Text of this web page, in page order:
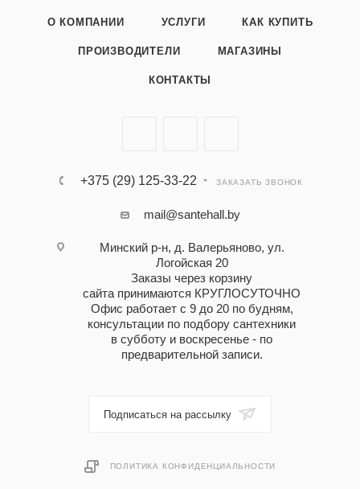
О КОМПАНИИ УСЛУГИ КАК КУПИТЬ
ПРОИЗВОДИТЕЛИ МАГАЗИНЫ
КОНТАКТЫ
+375 (29) 125-33-22 ЗАКАЗАТЬ ЗВОНОК
mail@santehall.by
Минский р-н, д. Валерьяново, ул.
Логойская 20
Заказы через корзину
сайта принимаются КРУГЛОСУТОЧНО
Офис работает с 9 до 20 по будням,
консультации по подбору сантехники
в субботу и воскресенье - по
предварительной записи.
Подписаться на рассылку
ПОЛИТИКА КОНФИДЕНЦИАЛЬНОСТИ